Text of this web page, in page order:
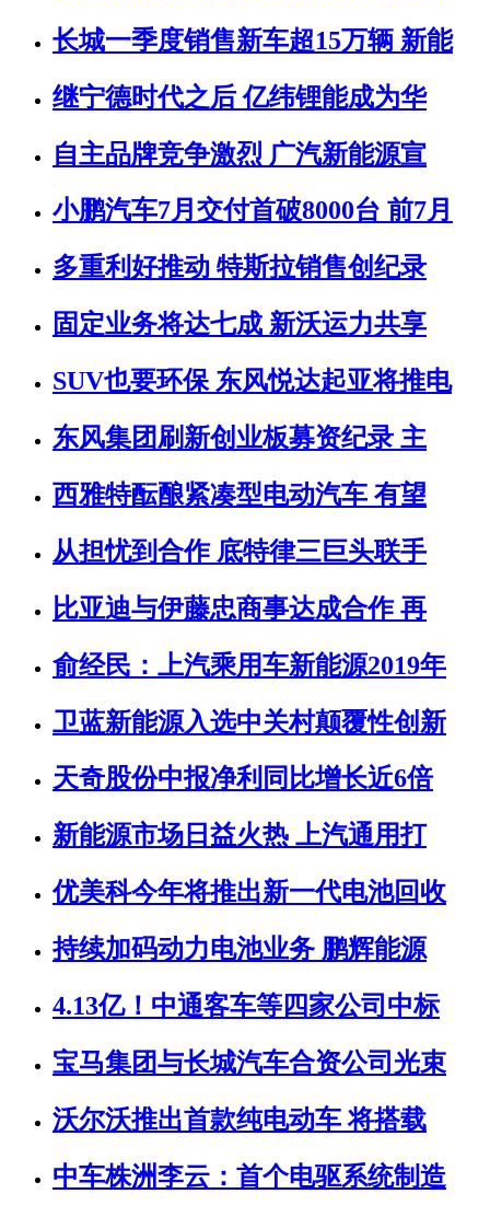
长城一季度销售新车超15万辆 新能
继宁德时代之后 亿纬锂能成为华
自主品牌竞争激烈 广汽新能源宣
小鹏汽车7月交付首破8000台 前7月
多重利好推动 特斯拉销售创纪录
固定业务将达七成 新沃运力共享
SUV也要环保 东风悦达起亚将推电
东风集团刷新创业板募资纪录 主
西雅特酝酿紧凑型电动汽车 有望
从担忧到合作 底特律三巨头联手
比亚迪与伊藤忠商事达成合作 再
俞经民：上汽乘用车新能源2019年
卫蓝新能源入选中关村颠覆性创新
天奇股份中报净利同比增长近6倍
新能源市场日益火热 上汽通用打
优美科今年将推出新一代电池回收
持续加码动力电池业务 鹏辉能源
4.13亿！中通客车等四家公司中标
宝马集团与长城汽车合资公司光束
沃尔沃推出首款纯电动车 将搭载
中车株洲李云：首个电驱系统制造